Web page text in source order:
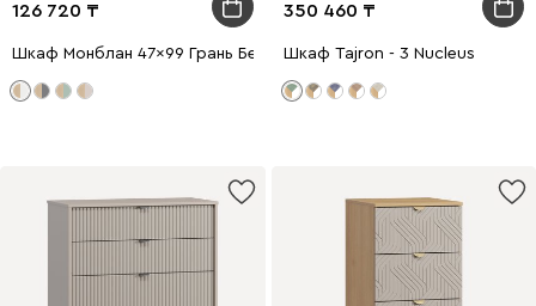
126 720
Шкаф Монблан 47x99 Грань Белый
350 460
Шкаф Tajron - 3 Nucleus